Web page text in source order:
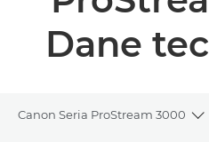
Dane
Canon Seria ProStream 3000